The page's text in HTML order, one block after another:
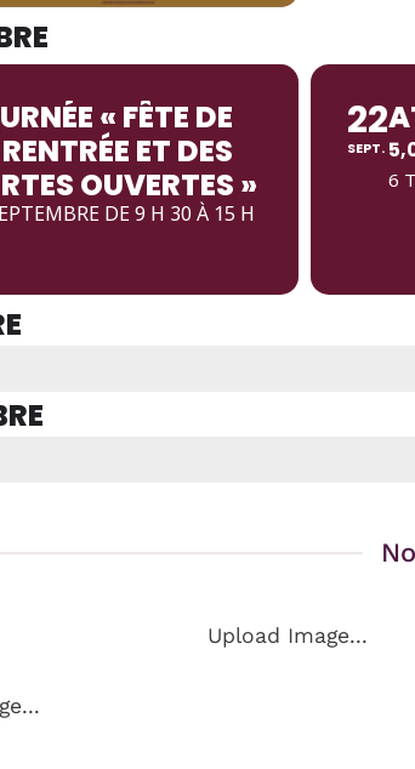
« FÊTE DE
ET DES
OUVERTES »
DE 9 H 30 À 15 H
22
SEPT.
6
Upload Image...